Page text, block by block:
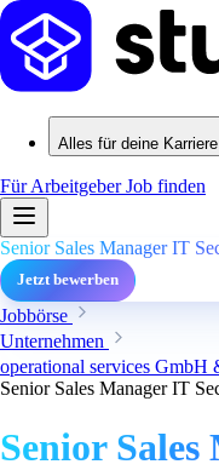
Alles für deine Karriere
Für ArbeitgeberJob finden
Senior Sales Manager IT
Jetzt bewerben
Jobbörse
Unternehmen
operational services GmbH
Senior Sales Manager IT
Senior